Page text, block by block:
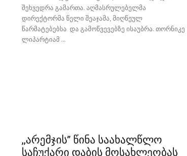
შეხვედრა გამართა. აღმასრულებელმა
დირექტორმა წელი შეაჯამა, მიღწეულ
წარმატებებსა და გამოწვევებზე ისაუბრა. თორნიკე
ლიპარტიამ ...
,,არემჯის’’ წინა საახალწლო
საჩუქარი დაბის მოსახლეობას